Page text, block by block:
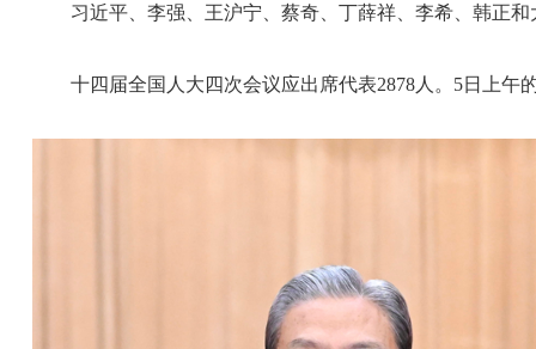
习近平、李强、王沪宁、蔡奇、丁薛祥、李希、韩正和
十四届全国人大四次会议应出席代表2878人。5日上午